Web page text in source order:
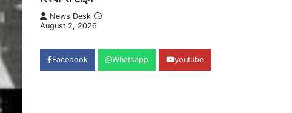
News Desk
August 2, 2026
Facebook Whatsapp youtube